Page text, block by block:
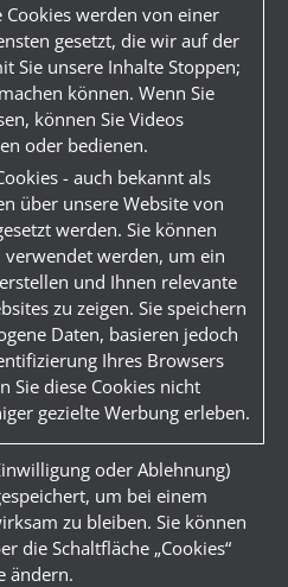
Cookies werden von einer
gesetzt, die wir auf der
Sie unsere Inhalte Stoppen;
können. Wenn Sie
können Sie Videos
oder bedienen.
- auch bekannt als
über unsere Website von
werden. Sie können
werden, um ein
und Ihnen relevante
zu zeigen. Sie speichern
Daten, basieren jedoch
Ihres Browsers
Sie diese Cookies nicht
gezielte Werbung erleben.
oder Ablehnung)
um bei einem
zu bleiben. Sie können
die Schaltfläche „Cookies“
ändern.